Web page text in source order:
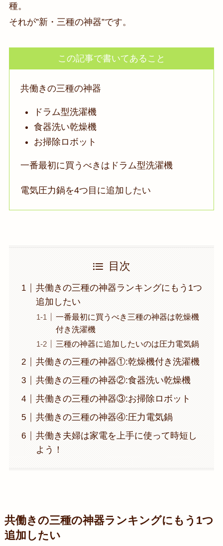
種。
それが”新・三種の神器”です。
この記事で書いてあること
共働きの三種の神器
ドラム型洗濯機
食器洗い乾燥機
お掃除ロボット
一番最初に買うべきはドラム型洗濯機
電気圧力鍋を4つ目に追加したい
目次
共働きの三種の神器ランキングにもう1つ
追加したい
一番最初に買うべき三種の神器は乾燥機
付き洗濯機
三種の神器に追加したいのは圧力電気鍋
共働きの三種の神器①:乾燥機付き洗濯機
共働きの三種の神器②:食器洗い乾燥機
共働きの三種の神器③:お掃除ロボット
共働きの三種の神器④:圧力電気鍋
共働き夫婦は家電を上手に使って時短し
よう！
共働きの三種の神器ランキングにもう1つ
追加したい